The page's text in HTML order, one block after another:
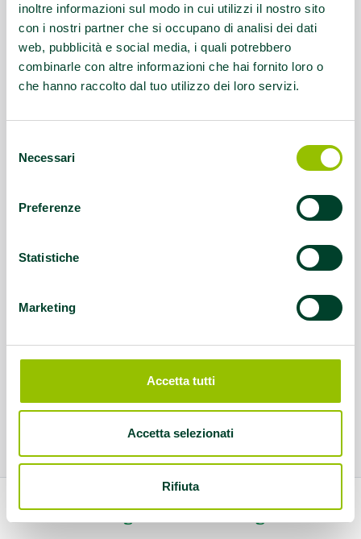
inoltre informazioni sul modo in cui utilizzi il nostro sito
con i nostri partner che si occupano di analisi dei dati
web, pubblicità e social media, i quali potrebbero
combinarle con altre informazioni che hai fornito loro o
che hanno raccolto dal tuo utilizzo dei loro servizi.
delNecessari
Preferenze
Statistiche
Marketing
Accetta tutti
Accetta selezionati
Rifiuta
Contatti:Tel.059 8629942; 3889876634
Questo contenuto si trova inPalestre che
promuovono la salute